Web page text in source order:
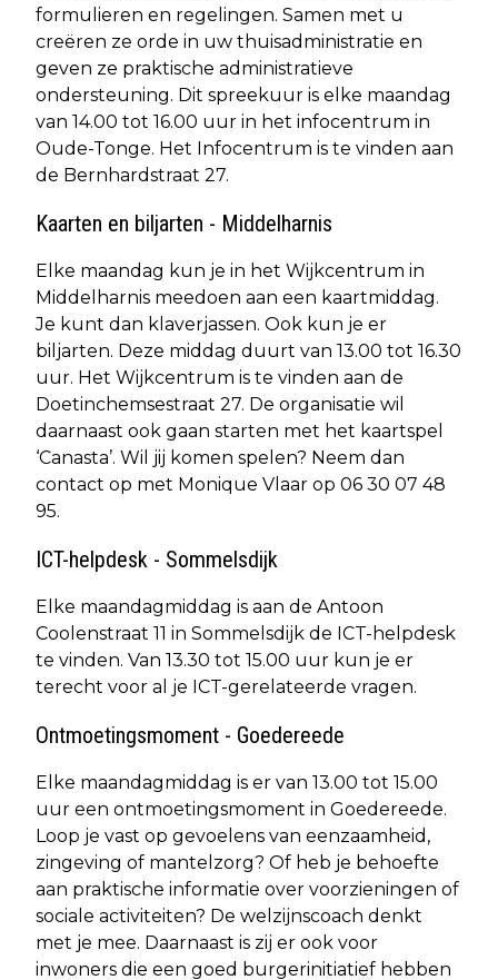
formulieren en regelingen. Samen met u
creëren ze orde in uw thuisadministratie en
geven ze praktische administratieve
ondersteuning. Dit spreekuur is elke maandag
van 14.00 tot 16.00 uur in het infocentrum in
Oude-Tonge. Het Infocentrum is te vinden aan
de Bernhardstraat 27.
Kaarten en biljarten - Middelharnis
Elke maandag kun je in het Wijkcentrum in
Middelharnis meedoen aan een kaartmiddag.
Je kunt dan klaverjassen. Ook kun je er
biljarten. Deze middag duurt van 13.00 tot 16.30
uur. Het Wijkcentrum is te vinden aan de
Doetinchemsestraat 27. De organisatie wil
daarnaast ook gaan starten met het kaartspel
‘Canasta’. Wil jij komen spelen? Neem dan
contact op met Monique Vlaar op 06 30 07 48
95.
ICT-helpdesk - Sommelsdijk
Elke maandagmiddag is aan de Antoon
Coolenstraat 11 in Sommelsdijk de ICT-helpdesk
te vinden. Van 13.30 tot 15.00 uur kun je er
terecht voor al je ICT-gerelateerde vragen.
Ontmoetingsmoment - Goedereede
Elke maandagmiddag is er van 13.00 tot 15.00
uur een ontmoetingsmoment in Goedereede.
Loop je vast op gevoelens van eenzaamheid,
zingeving of mantelzorg? Of heb je behoefte
aan praktische informatie over voorzieningen of
sociale activiteiten? De welzijnscoach denkt
met je mee. Daarnaast is zij er ook voor
inwoners die een goed burgerinitiatief hebben